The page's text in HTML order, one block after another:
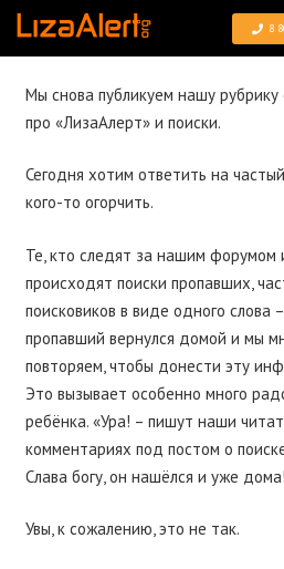
8
Мы снова публикуем нашу
про «ЛизаАлерт» и поиски.
Сегодня хотим ответить на
кого-то огорчить.
Те, кто следят за нашим
происходят поиски пропавших,
поисковиков в виде одного слова
пропавший вернулся домой и мы
повторяем, чтобы донести эту
Это вызывает особенно много
ребёнка. «Ура! – пишут наши
комментариях под постом о
Слава богу, он нашёлся и уже
Увы, к сожалению, это не так.